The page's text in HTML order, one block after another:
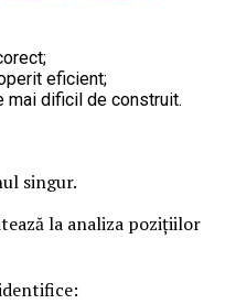
eficient;
mai dificil de construit.
singur.
la analiza pozițiilor